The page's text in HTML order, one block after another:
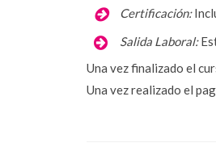
Certificación:
Salida Laboral:
Una vez finalizado el
Una vez realizado el